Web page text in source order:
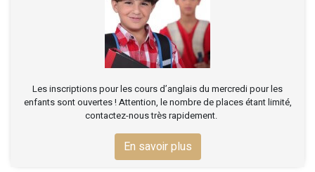
Les inscriptions pour les cours d’anglais du mercredi pour les
enfants sont ouvertes ! Attention, le nombre de places étant limité,
contactez-nous très rapidement.
En savoir plus